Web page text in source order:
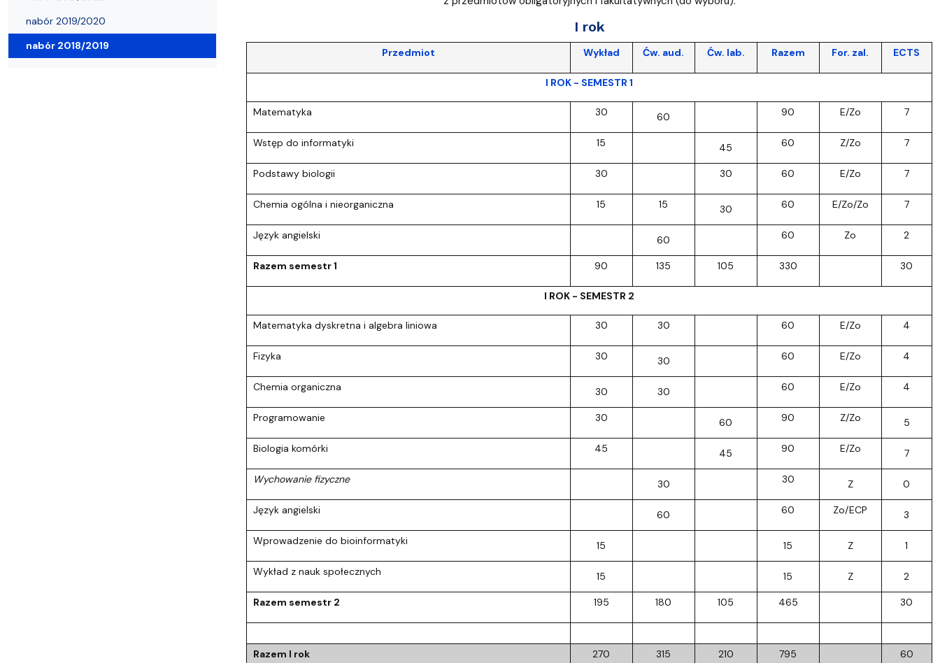
I rok
Przedmiot Wykład Ćw. aud. Ćw. lab. Razem For. zal. ECTS
I ROK - SEMESTR 1
Matematyka 30 60 90 E/Zo 7
Wstęp do informatyki 15 45 60 Z/Zo 7
Podstawy biologii 30 30 60 E/Zo 7
Chemia ogólna i nieorganiczna 15 15 30 60 E/Zo/Zo 7
Język angielski 60 60 Zo 2
Razem semestr 1 90 135 105 330 30
I ROK - SEMESTR 2
Matematyka dyskretna i algebra liniowa 30 30 60 E/Zo 4
Fizyka 30 30 60 E/Zo 4
Chemia organiczna 30 30 60 E/Zo 4
Programowanie 30 60 90 Z/Zo 5
Biologia komórki 45 45 90 E/Zo 7
Wychowanie fizyczne 30 30 Z 0
Język angielski 60 60 Zo/ECP 3
Wprowadzenie do bioinformatyki 15 15 Z 1
Wykład z nauk społecznych 15 15 Z 2
Razem semestr 2 195 180 105 465 30
Razem I rok 270 315 210 795 60
nabór 2019/2020
nabór 2018/2019